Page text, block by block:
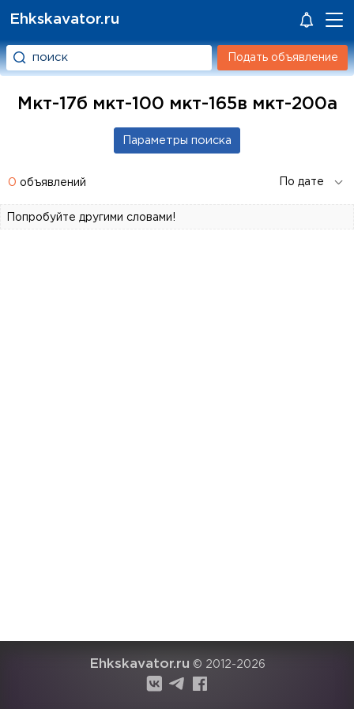
Ehkskavator.ru
Подать объявление
Мкт-17б мкт-100 мкт-165в мкт-200а
0 объявлений
Попробуйте другими словами!
Ehkskavator.ru © 2012-2026